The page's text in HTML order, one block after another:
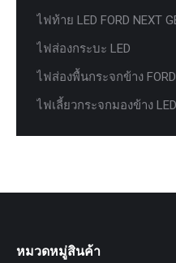
ไฟท้าย LED FORD NEXT
ไฟส่องกระบะ LED
ไฟส่องพื้นกระจกข้าง FORD
ไฟเลี้ยวกระจกมองข้าง LED
หมวดหมู่สินค้า